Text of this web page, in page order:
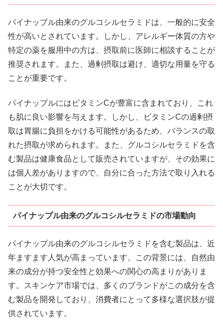
パイナップル由来のグルコシルセラミドは、一般的に安全
性が高いとされています。しかし、アレルギー体質の方や
特定の薬を服用中の方は、摂取前に医師に相談することが
推奨されます。また、過剰摂取は避け、適切な用量を守る
ことが重要です。
パイナップルにはビタミンCが豊富に含まれており、これ
も肌に良い影響を与えます。しかし、ビタミンCの過剰摂
取は胃腸に負担をかける可能性があるため、バランスの取
れた摂取が求められます。また、グルコシルセラミドを含
む製品は健康食品として販売されていますが、その効果に
は個人差がありますので、自分に合った方法で取り入れる
ことが大切です。
パイナップル由来のグルコシルセラミドの市場動向
パイナップル由来のグルコシルセラミドを含む製品は、近
年ますます人気が高まっています。この背景には、自然由
来の成分が持つ安全性と効果への関心の高まりがありま
す。スキンケア市場では、多くのブランドがこの成分を含
む製品を開発しており、消費者にとって多様な選択肢が提
供されています。